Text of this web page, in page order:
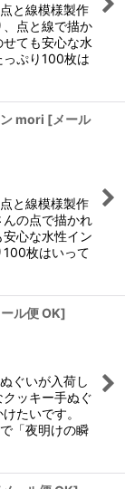
と線模様製作
点と線で描か
ても安心な水
ぷり100枚は
mori [メール
と線模様製作
の点で描かれ
心な水性イン
枚はいって
ール便 OK]
ぐいが入荷し
ッキー手ぬぐ
たいです。
「夜明けの瞬